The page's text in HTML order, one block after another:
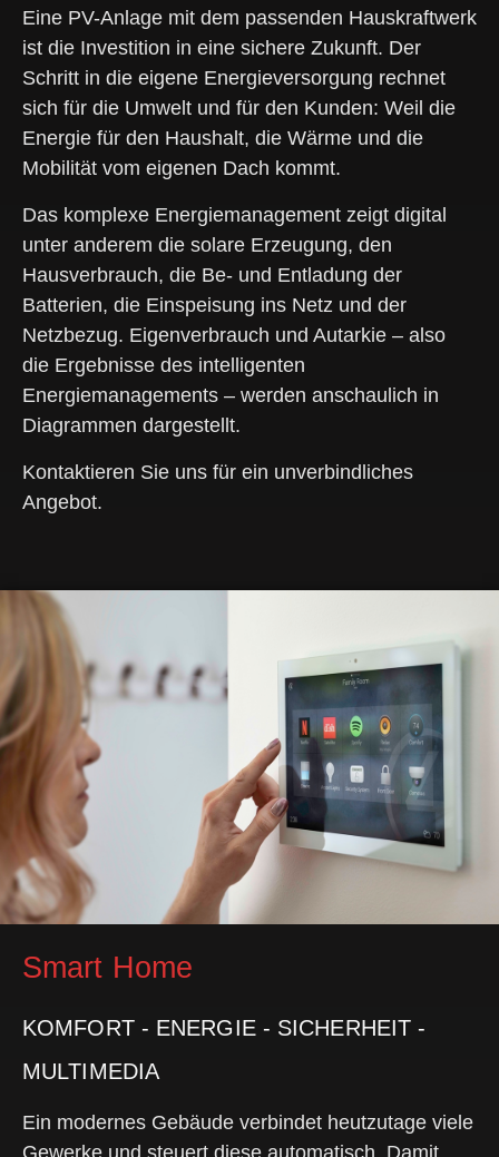
Eine PV-Anlage mit dem passenden Hauskraftwerk
ist die Investition in eine sichere Zukunft. Der
Schritt in die eigene Energieversorgung rechnet
sich für die Umwelt und für den Kunden: Weil die
Energie für den Haushalt, die Wärme und die
Mobilität vom eigenen Dach kommt.
Das komplexe Energiemanagement zeigt digital
unter anderem die solare Erzeugung, den
Hausverbrauch, die Be- und Entladung der
Batterien, die Einspeisung ins Netz und der
Netzbezug. Eigenverbrauch und Autarkie – also
die Ergebnisse des intelligenten
Energiemanagements – werden anschaulich in
Diagrammen dargestellt.
Kontaktieren Sie uns für ein unverbindliches
Angebot.
Smart Home
KOMFORT - ENERGIE - SICHERHEIT -
MULTIMEDIA
Ein modernes Gebäude verbindet heutzutage viele
Gewerke und steuert diese automatisch. Damit